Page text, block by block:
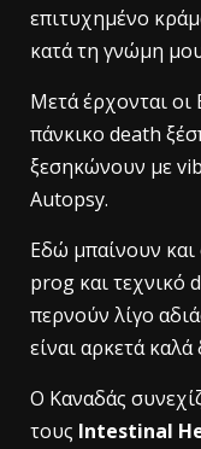
επιτυχημένο
κατά τη γνώμη
Μετά έρχονται οι
πάνκικο death
ξεσηκώνουν με
Autopsy.
Εδώ μπαίνουν και
prog και τεχνικό
περνούν λίγο
είναι αρκετά
Ο Καναδάς
τους Intestinal